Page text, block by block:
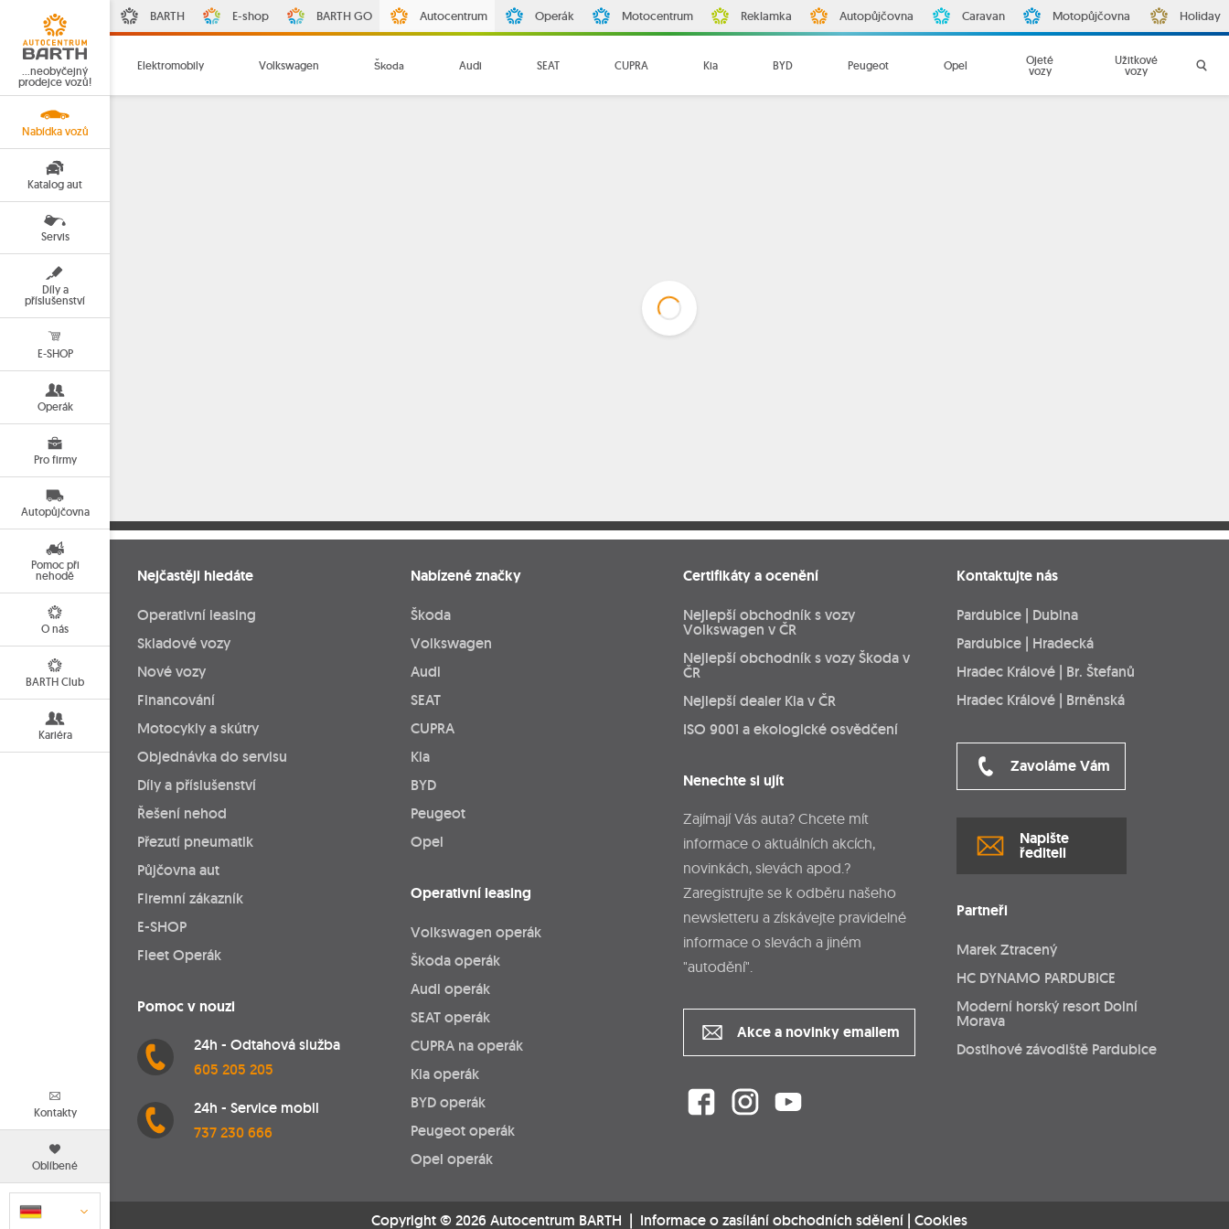
…neobyčejný
prodejce vozů!
Nabídka vozů
Katalog aut
Servis
Díly a
příslušenství
E-SHOP
Operák
Pro firmy
Autopůjčovna
Pomoc při
nehodě
O nás
BARTH Club
Kariéra
Kontakty
Oblíbené
BARTH E-shop BARTH GO Autocentrum Operák Motocentrum Reklamka Autopůjčovna Caravan Motopůjčovna Holiday
Elektromobily Volkswagen Škoda Audi SEAT CUPRA Kia BYD Peugeot Opel
Ojeté
vozy
Užitkové
vozy
Nejčastěji hledáte
Operativní leasing
Skladové vozy
Nové vozy
Financování
Motocykly a skútry
Objednávka do servisu
Díly a příslušenství
Řešení nehod
Přezutí pneumatik
Půjčovna aut
Firemní zákazník
E-SHOP
Fleet Operák
Pomoc v nouzi
24h - Odtahová služba
605 205 205
24h - Service mobil
737 230 666
Nabízené značky
Škoda
Volkswagen
Audi
SEAT
CUPRA
Kia
BYD
Peugeot
Opel
Operativní leasing
Volkswagen operák
Škoda operák
Audi operák
SEAT operák
CUPRA na operák
Kia operák
BYD operák
Peugeot operák
Opel operák
Certifikáty a ocenění
Nejlepší obchodník s vozy
Volkswagen v ČR
Nejlepší obchodník s vozy Škoda v
ČR
Nejlepší dealer Kia v ČR
ISO 9001 a ekologické osvědčení
Nenechte si ujít
Zajímají Vás auta? Chcete mít
informace o aktuálních akcích,
novinkách, slevách apod.?
Zaregistrujte se k odběru našeho
newsletteru a získávejte pravidelné
informace o slevách a jiném
"autodění".
Akce a novinky emailem
Kontaktujte nás
Pardubice | Dubina
Pardubice | Hradecká
Hradec Králové | Br. Štefanů
Hradec Králové | Brněnská
Zavoláme Vám
Napište
řediteli
Partneři
Marek Ztracený
HC DYNAMO PARDUBICE
Moderní horský resort Dolní
Morava
Dostihové závodiště Pardubice
Copyright © 2026 Autocentrum BARTH | Informace o zasílání obchodních sdělení | Cookies